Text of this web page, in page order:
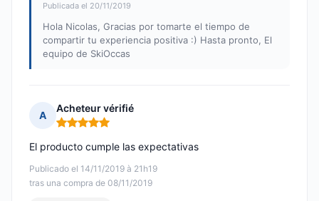
Publicada el 20/11/2019
Hola Nicolas, Gracias por tomarte el tiempo de
compartir tu experiencia positiva :) Hasta pronto, El
equipo de SkiOccas
A
Acheteur vérifié
Nota: 5 de 5
Publicado el 14/11/2019 à 21h19
tras una compra de 08/11/2019
El producto cumple las expectativas